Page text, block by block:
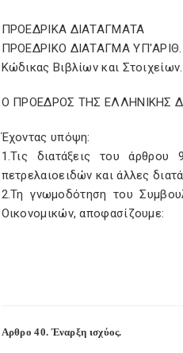
ΠΡΟΕΔΡΙΚΑ ΔΙΑΤΑΓΜΑΤΑ
ΠΡΟΕΔΡΙΚΟ ΔΙΑΤΑΓΜΑ ΥΠ'ΑΡΙΘ.
Κώδικας Βιβλίων και Στοιχείων.
Ο ΠΡΟΕΔΡΟΣ ΤΗΣ ΕΛΛΗΝΙΚΗΣ
Έχοντας υπόψη:
1.Τις διατάξεις του
πετρελαιοειδών και άλλες
2.Τη γνωμοδότηση του
Οικονομικών, αποφασίζουμε:
Αρθρο 40. Έναρξη ισχύος.